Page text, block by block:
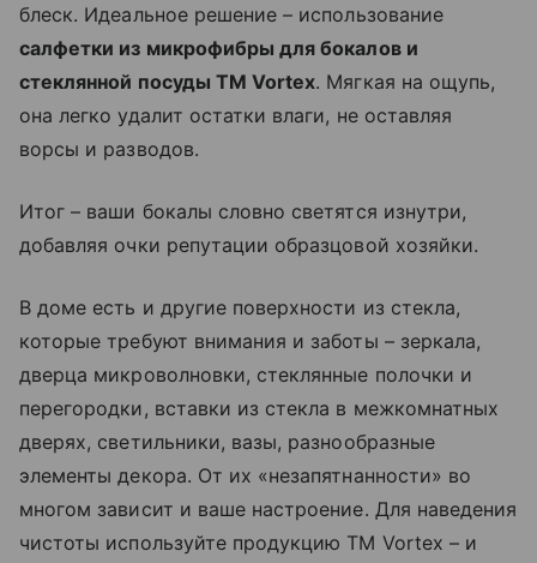
блеск. Идеальное решение – использование
салфетки из микрофибры для бокалов и
стеклянной посуды ТМ Vortex. Мягкая на ощупь,
она легко удалит остатки влаги, не оставляя
ворсы и разводов.
Итог – ваши бокалы словно светятся изнутри,
добавляя очки репутации образцовой хозяйки.
В доме есть и другие поверхности из стекла,
которые требуют внимания и заботы – зеркала,
дверца микроволновки, стеклянные полочки и
перегородки, вставки из стекла в межкомнатных
дверях, светильники, вазы, разнообразные
элементы декора. От их «незапятнанности» во
многом зависит и ваше настроение. Для наведения
чистоты используйте продукцию ТМ Vortex – и